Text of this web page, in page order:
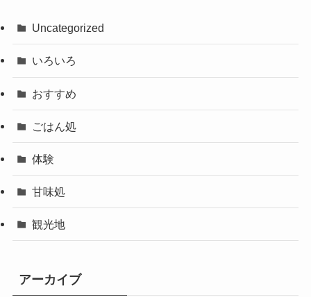
Uncategorized
いろいろ
おすすめ
ごはん処
体験
甘味処
観光地
アーカイブ